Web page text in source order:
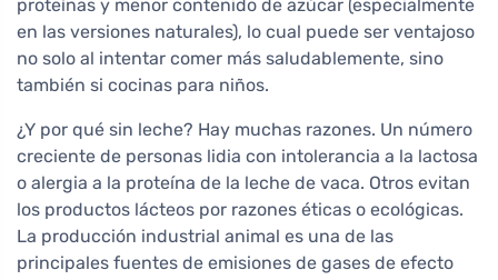
proteínas y menor contenido de azúcar (especialmente
en las versiones naturales), lo cual puede ser ventajoso
no solo al intentar comer más saludablemente, sino
también si cocinas para niños.
¿Y por qué sin leche? Hay muchas razones. Un número
creciente de personas lidia con intolerancia a la lactosa
o alergia a la proteína de la leche de vaca. Otros evitan
los productos lácteos por razones éticas o ecológicas.
La producción industrial animal es una de las
principales fuentes de emisiones de gases de efecto